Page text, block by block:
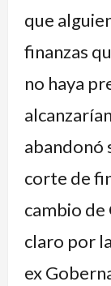
Azurduy
que
finanzas
no haya
abandonó
corte de
cambio de
claro por
ex